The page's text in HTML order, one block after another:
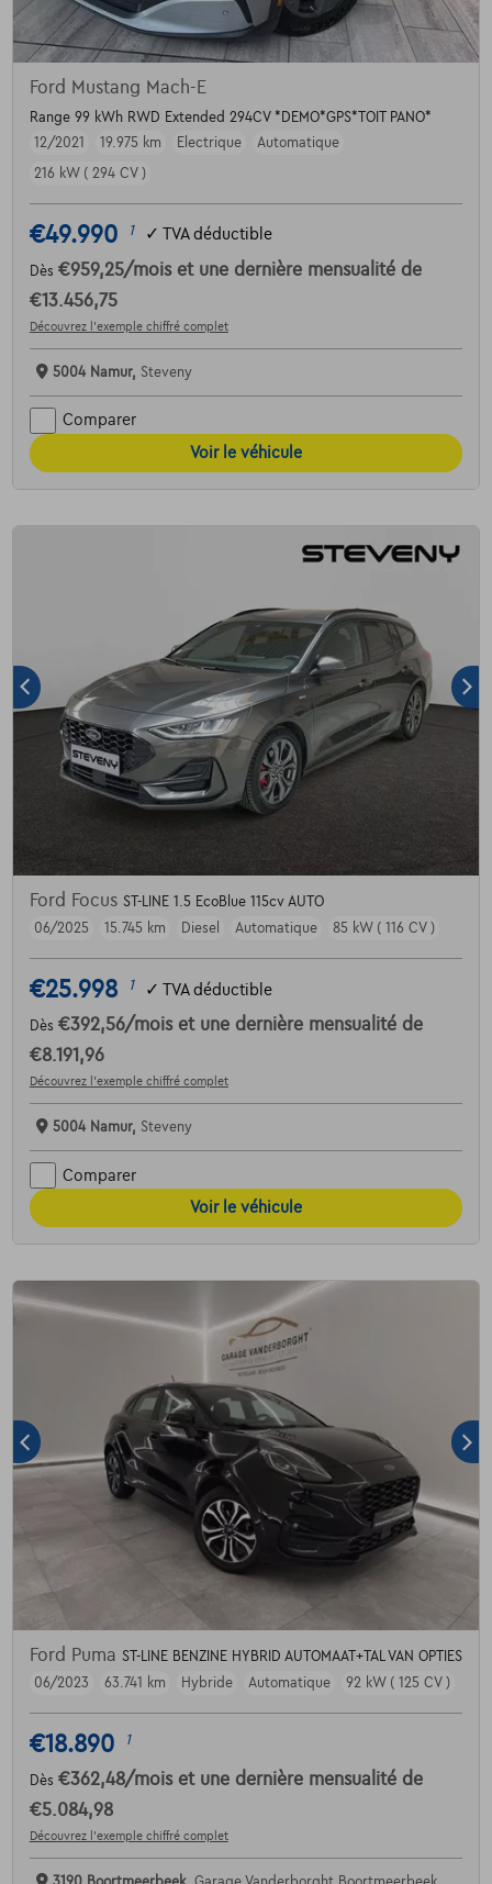
Ford Mustang Mach-E
Range 99 kWh RWD Extended 294CV *DEMO*GPS*TOIT PANO*
12/2021
19.975 km Electrique
Automatique
216 kW ( 294 CV )
€49.990 1 ✓ TVA déductible
Dès €959,25/mois et une dernière mensualité de
€13.456,75
Découvrez l’exemple chiffré complet
5004 Namur, Steveny
Comparer
Voir le véhicule
Ford Focus ST-LINE 1.5 EcoBlue 115cv AUTO
06/2025
15.745 km Diesel Automatique 85 kW ( 116 CV )
€25.998 1 ✓ TVA déductible
Dès €392,56/mois et une dernière mensualité de
€8.191,96
Découvrez l’exemple chiffré complet
5004 Namur, Steveny
Comparer
Voir le véhicule
Ford Puma ST-LINE BENZINE HYBRID AUTOMAAT+TAL VAN OPTIES
06/2023
63.741 km Hybride Automatique 92 kW ( 125 CV )
€18.890 1
Dès €362,48/mois et une dernière mensualité de
€5.084,98
Découvrez l’exemple chiffré complet